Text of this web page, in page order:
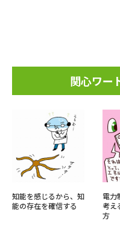
関心ワー
知能を感じるから、知
能の存在を確信する
電力
考え
方